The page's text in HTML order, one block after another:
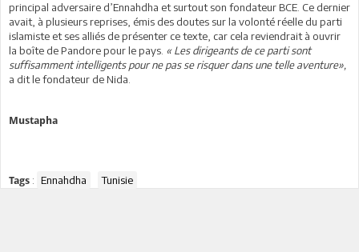
principal adversaire d’Ennahdha et surtout son fondateur BCE. Ce dernier
avait, à plusieurs reprises, émis des doutes sur la volonté réelle du parti
islamiste et ses alliés de présenter ce texte, car cela reviendrait à ouvrir
la boîte de Pandore pour le pays. « Les dirigeants de ce parti sont
suffisamment intelligents pour ne pas se risquer dans une telle aventure»,
a dit le fondateur de Nida.
Mustapha
Tags : Ennahdha Tunisie